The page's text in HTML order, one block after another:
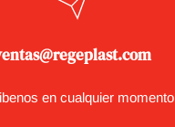
en cualquier momento